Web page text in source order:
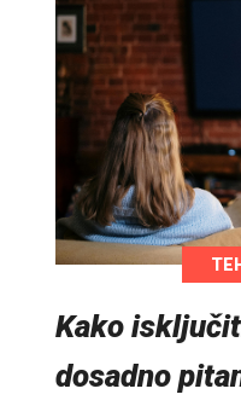
Kako
dosadno